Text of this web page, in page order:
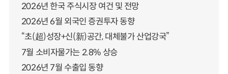
2026년 한국 주식시장 여건 및 전망
2026년 6월 외국인 증권투자 동향
“초(超)성장+신(新)공간, 대체불가 산업강국”
7월 소비자물가는 2.8% 상승
2026년 7월 수출입 동향